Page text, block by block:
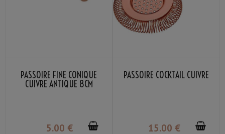
PASSOIRE FINE CONIQUE
CUIVRE ANTIQUE 8CM
5.00 €
PASSOIRE COCKTAIL CUIVRE
15.00 €